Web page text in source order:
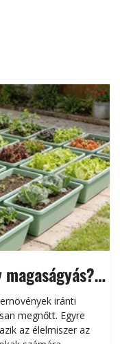
iránti
megnőtt. Egyre
az élelmiszer az